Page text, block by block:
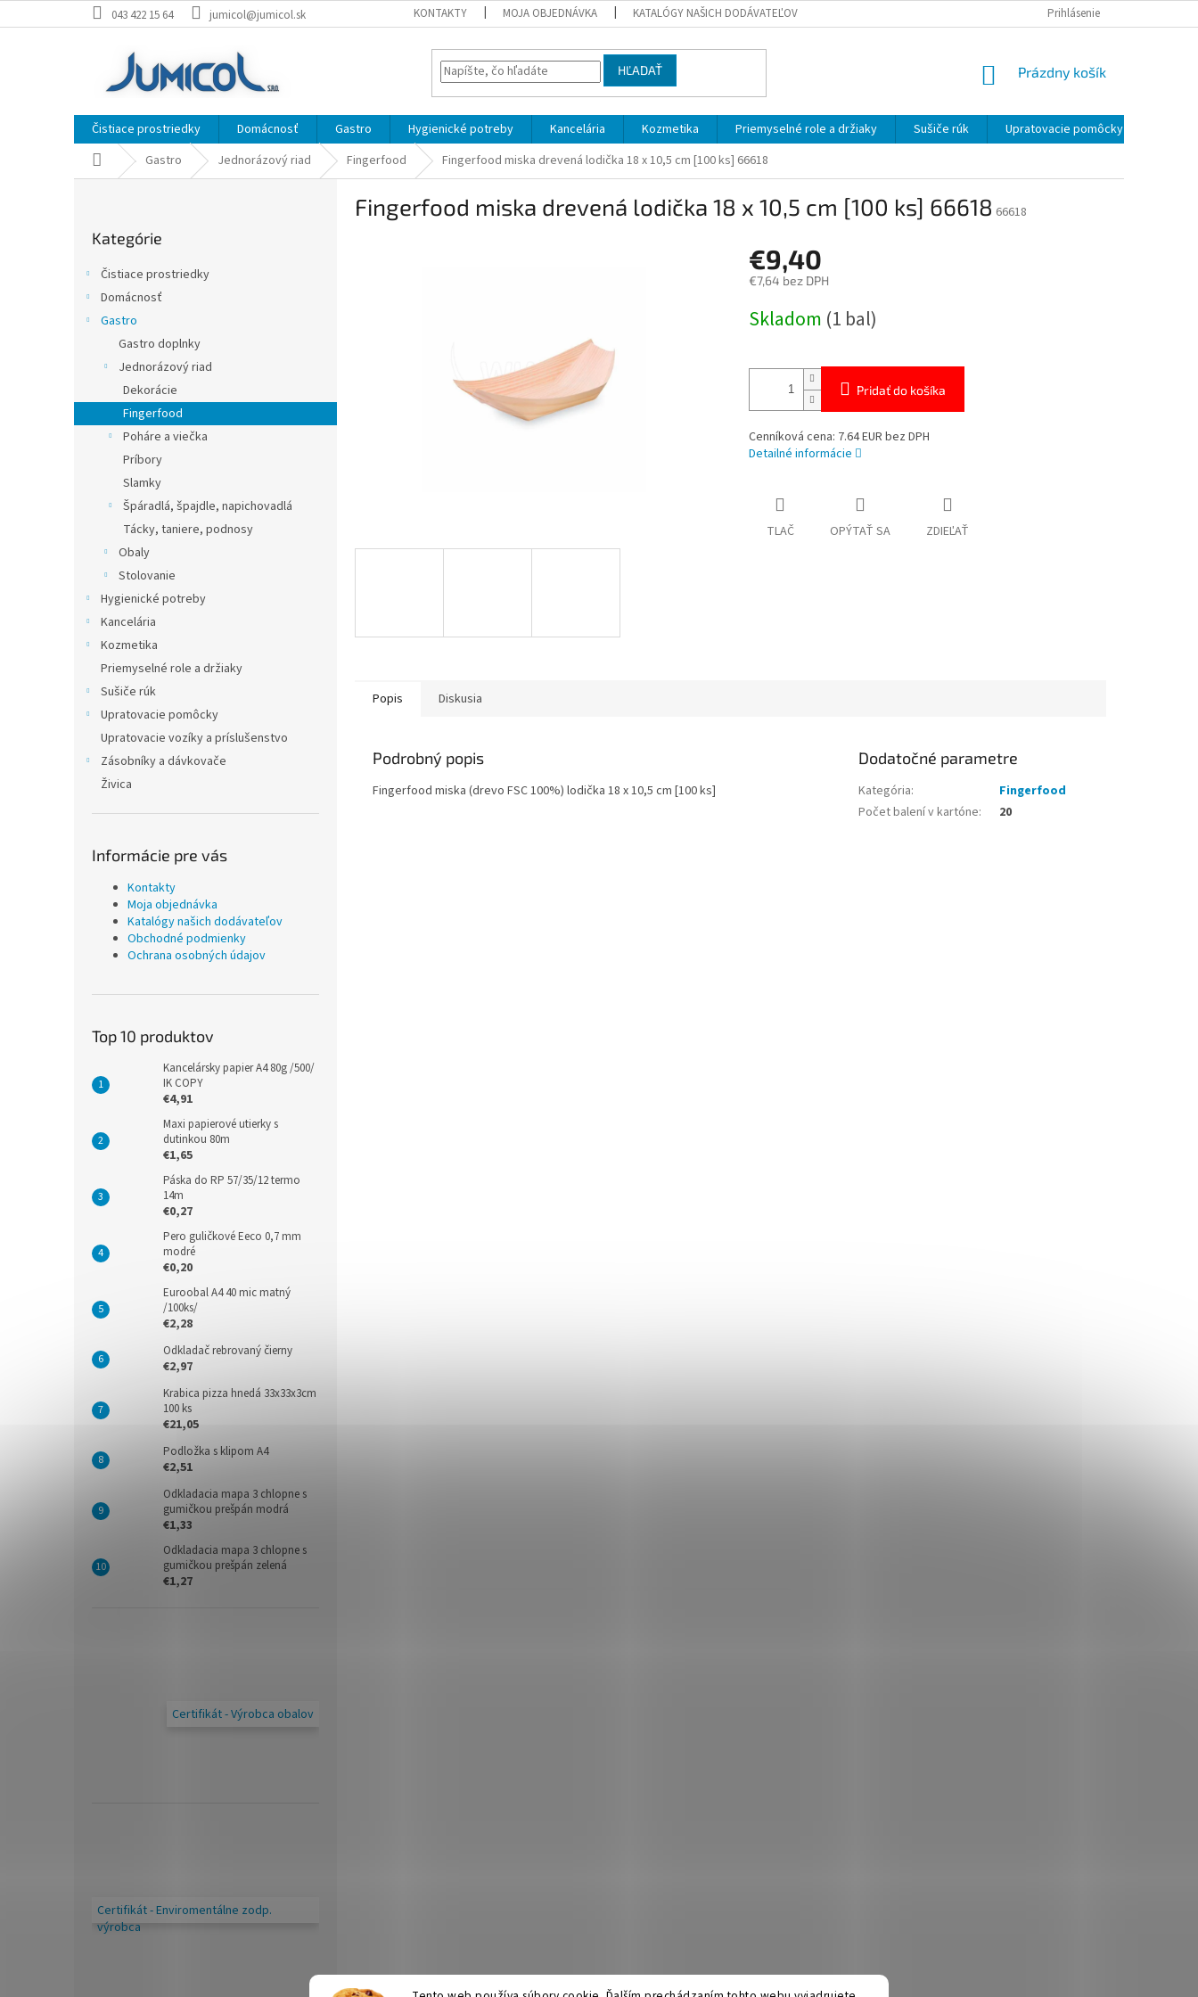
na
043 422 15 64 jumicol@jumicol.sk KONTAKTY MOJA OBJEDNÁVKA KATALÓGY NAŠICH DODÁVATEĽOV OCHRANA OSOBNÝCH ÚDAJOV
Prihlásenie
HĽADAŤ
NÁKUPNÝ
Prázdny košík
Čistiace prostriedky Domácnosť Gastro Hygienické potreby Kancelária Kozmetika Priemyselné role a držiaky Sušiče rúk Upratovacie pomôcky
Domov Gastro Jednorázový riad Fingerfood Fingerfood miska drevená lodička 18 x 10,5 cm [100 ks] 66618
kategórie
Kategórie
Čistiace prostriedky
Domácnosť
Gastro
Gastro doplnky
Jednorázový riad
Dekorácie
Fingerfood
Poháre a viečka
Príbory
Slamky
Špáradlá, špajdle, napichovadlá
Tácky, taniere, podnosy
Obaly
Stolovanie
Hygienické potreby
Kancelária
Kozmetika
Priemyselné role a držiaky
Sušiče rúk
Upratovacie pomôcky
Upratovacie vozíky a príslušenstvo
Zásobníky a dávkovače
Živica
Informácie pre vás
Kontakty
Moja objednávka
Katalógy našich dodávateľov
Obchodné podmienky
Ochrana osobných údajov
Top 10 produktov
Kancelársky papier A4 80g /500/
IK COPY
€4,91
Maxi papierové utierky s
dutinkou 80m
€1,65
Páska do RP 57/35/12 termo
14m
€0,27
Pero guličkové Eeco 0,7 mm
modré
€0,20
Euroobal A4 40 mic matný
/100ks/
€2,28
Odkladač rebrovaný čierny
€2,97
Krabica pizza hnedá 33x33x3cm
100 ks
€21,05
Podložka s klipom A4
€2,51
Odkladacia mapa 3 chlopne s
gumičkou prešpán modrá
€1,33
Odkladacia mapa 3 chlopne s
gumičkou prešpán zelená
€1,27
Certifikát - Výrobca obalov
Certifikát - Enviromentálne zodp.
výrobca
Fingerfood miska drevená lodička 18 x 10,5 cm [100 ks] 66618 66618
€9,40
€7,64 bez DPH
cena:
Skladom (1 bal)
Pridať do košíka
Cenníková cena: 7.64 EUR bez DPH
Detailné informácie
TLAČ OPÝTAŤ SA ZDIEĽAŤ
Popis Diskusia
Podrobný popis
Fingerfood miska (drevo FSC 100%) lodička 18 x 10,5 cm [100 ks]
Dodatočné parametre
Kategória:
Fingerfood
Počet balení v kartóne: 20